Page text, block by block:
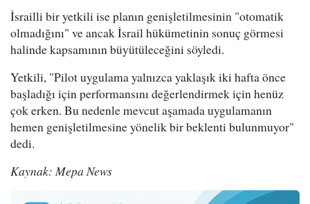
İsrailli bir yetkili ise planın genişletilmesinin "otomatik
olmadığını" ve ancak İsrail hükümetinin sonuç görmesi
halinde kapsamının büyütüleceğini söyledi.
Yetkili, "Pilot uygulama yalnızca yaklaşık iki hafta önce
başladığı için performansını değerlendirmek için henüz
çok erken. Bu nedenle mevcut aşamada uygulamanın
hemen genişletilmesine yönelik bir beklenti bulunmuyor"
dedi.
Kaynak: Mepa News